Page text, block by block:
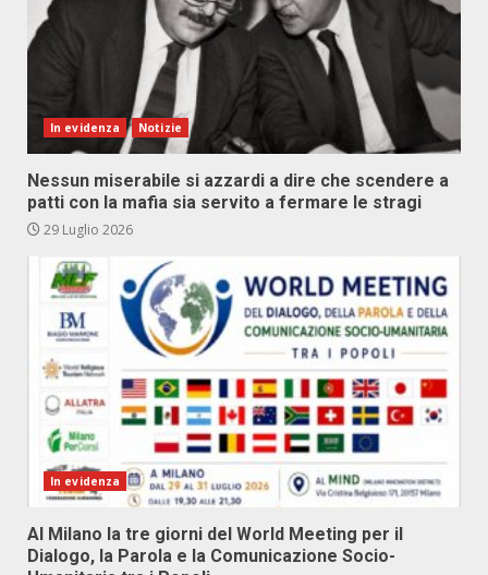
In evidenza Notizie
Nessun miserabile si azzardi a dire che scendere a
patti con la mafia sia servito a fermare le stragi
29 Luglio 2026
In evidenza
Al Milano la tre giorni del World Meeting per il
Dialogo, la Parola e la Comunicazione Socio-